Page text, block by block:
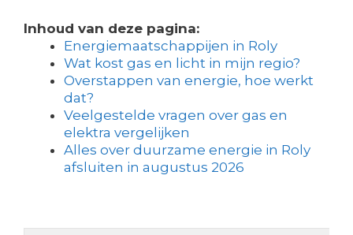
Inhoud van deze pagina:
Energiemaatschappijen in Roly
Wat kost gas en licht in mijn regio?
Overstappen van energie, hoe werkt
dat?
Veelgestelde vragen over gas en
elektra vergelijken
Alles over duurzame energie in Roly
afsluiten in augustus 2026